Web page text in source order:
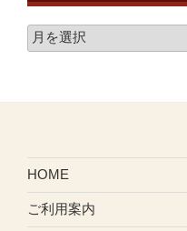
HOME
ご利用案内